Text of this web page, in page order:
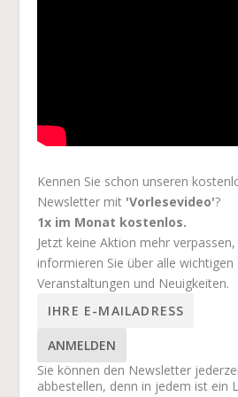
Kennen Sie schon unseren
Newsletter mit 'Vorlesevideo'?
1x im Monat kostenlos.
Jetzt keine Aktion mehr
informieren Sie über alle wichtigen
Veranstaltungen und Neuigkeiten.
ANMELDEN
Sie können den Newsletter
abbestellen, denn in jedem ist ein